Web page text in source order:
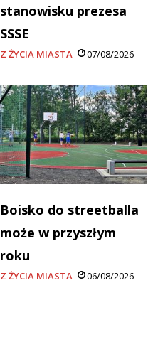
stanowisku prezesa
SSSE
Z ŻYCIA MIASTA 07/08/2026
Boisko do streetballa
może w przyszłym
roku
Z ŻYCIA MIASTA 06/08/2026